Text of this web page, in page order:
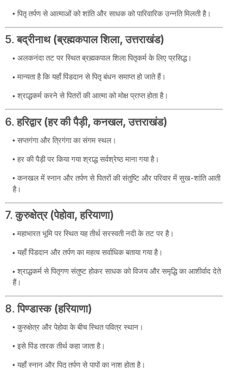
पितृ तर्पण से आत्माओं को शांति और साधक को पारिवारिक उन्नति मिलती है।
5.बद्रीनाथ (ब्रह्मकपाल शिला, उत्तराखंड)
अलकनंदा तट पर स्थित ब्रह्मकपाल शिला पितृकर्म के लिए प्रसिद्ध।
मान्यता है कि यहाँ पिंडदान से पितृ बंधन समाप्त हो जाते हैं।
श्राद्धकर्म करने से पितरों की आत्मा को मोक्ष प्राप्त होता है।
6.हरिद्वार (हर की पैड़ी, कनखल, उत्तराखंड)
सप्तगंगा और त्रिगंगा का संगम स्थल।
हर की पैड़ी पर किया गया श्राद्ध सर्वश्रेष्ठ माना गया है।
कनखल में स्नान और तर्पण से पितरों की संतुष्टि और परिवार में सुख-शांति आती
है।
7.कुरुक्षेत्र (पेहोवा, हरियाणा)
महाभारत भूमि पर स्थित यह तीर्थ सरस्वती नदी के तट पर है।
यहाँ पिंडदान और तर्पण का महत्व सर्वाधिक बताया गया है।
श्राद्धकर्म से पितृगण संतुष्ट होकर साधक को विजय और समृद्धि का आशीर्वाद देते
हैं।
8.पिण्डास्क (हरियाणा)
कुरुक्षेत्र और पेहोवा के बीच स्थित पवित्र स्थान।
इसे पिंड तारक तीर्थ कहा जाता है।
यहाँ स्नान और पितृ तर्पण से पापों का नाश होता है।